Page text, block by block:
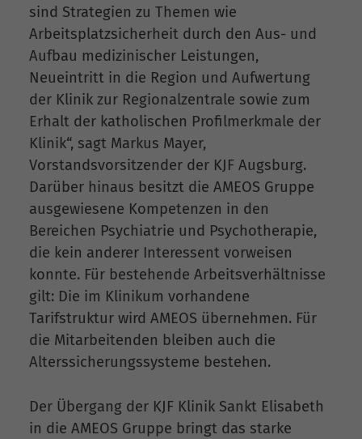
sind Strategien zu Themen wie
Arbeitsplatzsicherheit durch den Aus- und
Aufbau medizinischer Leistungen,
Neueintritt in die Region und Aufwertung
der Klinik zur Regionalzentrale sowie zum
Erhalt der katholischen Profilmerkmale der
Klinik“, sagt Markus Mayer,
Vorstandsvorsitzender der KJF Augsburg.
Darüber hinaus besitzt die AMEOS Gruppe
ausgewiesene Kompetenzen in den
Bereichen Psychiatrie und Psychotherapie,
die kein anderer Interessent vorweisen
konnte. Für bestehende Arbeitsverhältnisse
gilt: Die im Klinikum vorhandene
Tarifstruktur wird AMEOS übernehmen. Für
die Mitarbeitenden bleiben auch die
Alterssicherungssysteme bestehen.
Der Übergang der KJF Klinik Sankt Elisabeth
in die AMEOS Gruppe bringt das starke